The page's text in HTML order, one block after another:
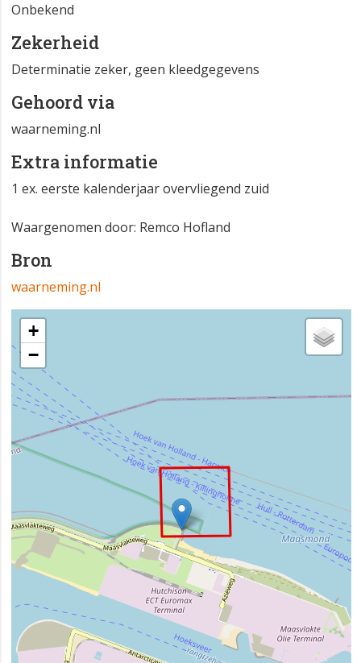
Onbekend
Zekerheid
Determinatie zeker, geen kleedgegevens
Gehoord via
waarneming.nl
Extra informatie
1 ex. eerste kalenderjaar overvliegend zuid
Waargenomen door: Remco Hofland
Bron
waarneming.nl
+
−